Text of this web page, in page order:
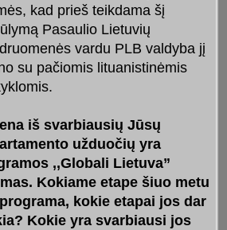
kad prieš teikdama šį
Pasaulio Lietuvių
vardu PLB valdyba jį
su pačiomis lituanistinėmis
iš svarbiausių Jūsų
užduočių yra
,,Globali Lietuva”
Kokiame etape šiuo metu
kokie etapai jos dar
Kokie yra svarbiausi jos